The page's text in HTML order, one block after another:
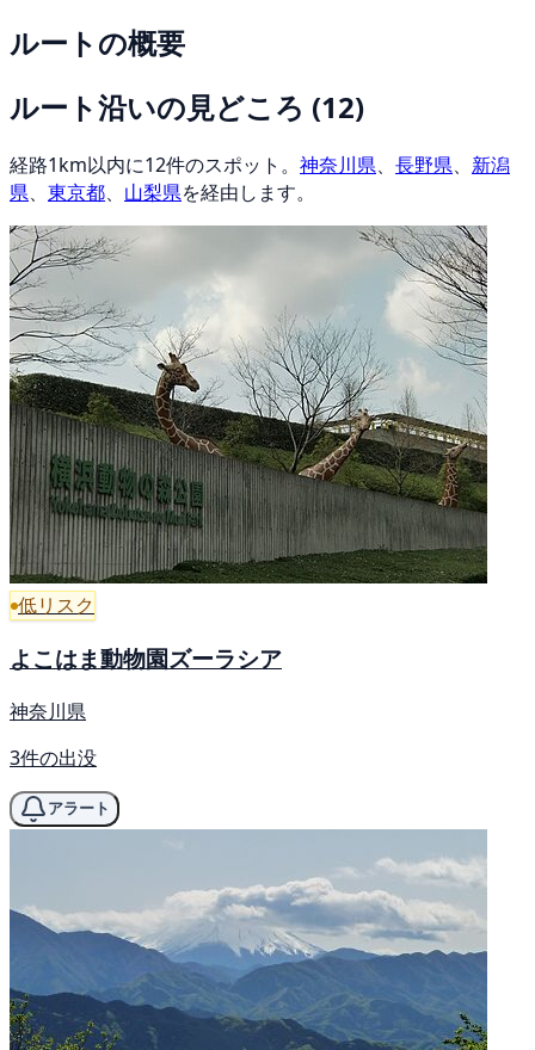
ルートの概要
ルート沿いの見どころ (12)
経路1km以内に12件のスポット。 神奈川県、 長野県、 新潟
県、 東京都、 山梨県を経由します。
低リスク
よこはま動物園ズーラシア
神奈川県
3件の出没
アラート